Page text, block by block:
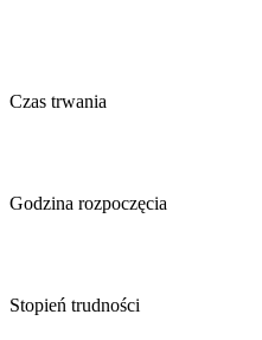
Czas trwania
Godzina rozpoczęcia
Stopień trudności